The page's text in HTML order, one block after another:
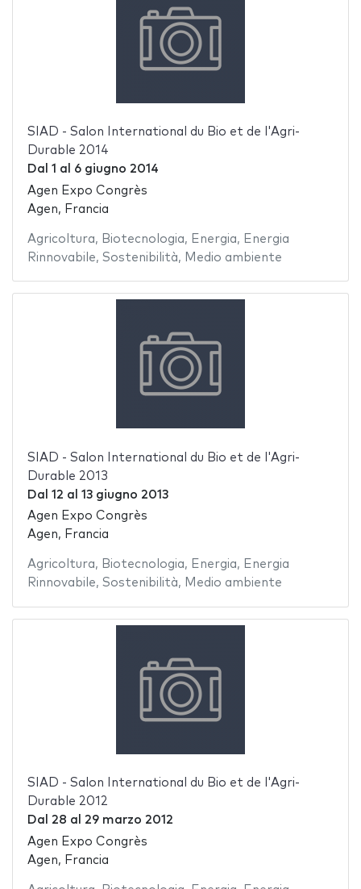
SIAD - Salon International du Bio et de l'Agri-
Durable 2014
Dal 1 al 6 giugno 2014
Agen Expo Congrès
Agen, Francia
Agricoltura, Biotecnologia, Energia, Energia
Rinnovabile, Sostenibilità, Medio ambiente
SIAD - Salon International du Bio et de l'Agri-
Durable 2013
Dal 12 al 13 giugno 2013
Agen Expo Congrès
Agen, Francia
Agricoltura, Biotecnologia, Energia, Energia
Rinnovabile, Sostenibilità, Medio ambiente
SIAD - Salon International du Bio et de l'Agri-
Durable 2012
Dal 28 al 29 marzo 2012
Agen Expo Congrès
Agen, Francia